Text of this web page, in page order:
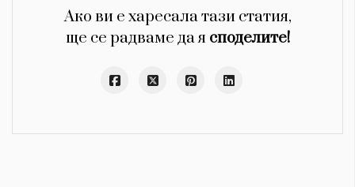
Ако ви е харесала тази статия,
ще се радваме да я споделите!